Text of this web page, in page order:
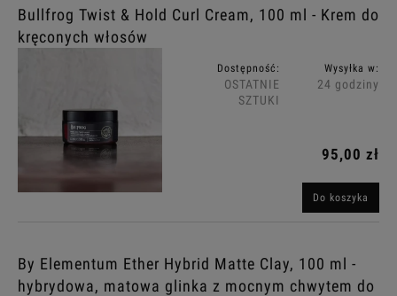
Bullfrog Twist & Hold Curl Cream, 100 ml - Krem do
kręconych włosów
Dostępność:
OSTATNIE
SZTUKI
Wysyłka w:
24 godziny
95,00 zł
Do koszyka
By Elementum Ether Hybrid Matte Clay, 100 ml -
hybrydowa, matowa glinka z mocnym chwytem do